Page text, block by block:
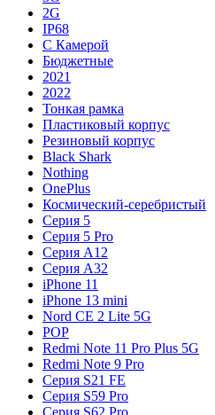
2G
IP68
С Камерой
Бюджетные
2021
2022
Тонкая рамка
Пластиковый корпус
Резиновый корпус
Black Shark
Nothing
OnePlus
Космический-серебристый
Серия 5
Серия 5 Pro
Серия A12
Серия A32
iPhone 11
iPhone 13 mini
Nord CE 2 Lite 5G
POP
Redmi Note 11 Pro Plus 5G
Redmi Note 9 Pro
Серия S21 FE
Серия S59 Pro
Серия S62 Pro